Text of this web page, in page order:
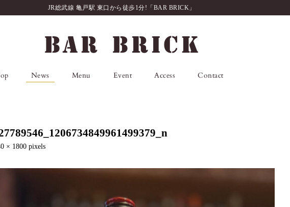
JR総武線 亀戸駅 東口から徒歩1分!「BAR BRICK」
News Menu Event Access Contact
× 1800 pixels